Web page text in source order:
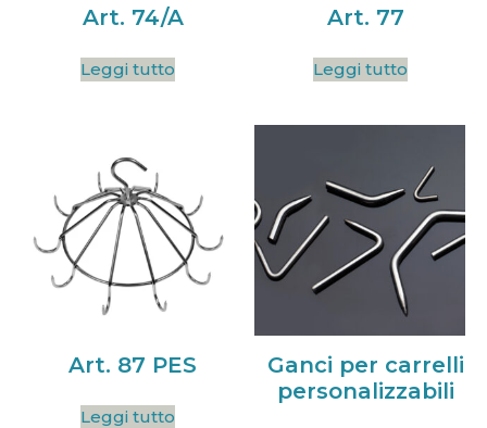
Art. 74/A
Leggi tutto
Art. 77
Leggi tutto
Art. 87 PES
Leggi tutto
Ganci per carrelli
personalizzabili